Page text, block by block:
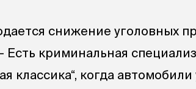
снижение уголовных
Есть криминальная
классика“, когда